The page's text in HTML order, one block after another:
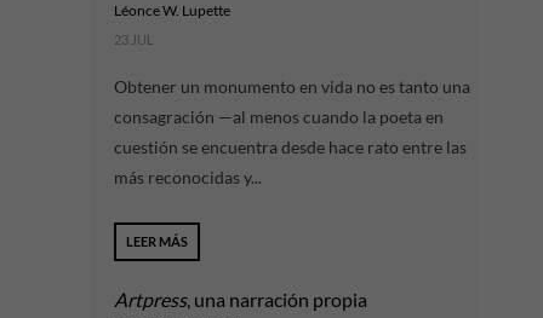
Léonce W. Lupette
23 JUL
Obtener un monumento en vida no es tanto una
consagración —al menos cuando la poeta en
cuestión se encuentra desde hace rato entre las
más reconocidas y...
LEER MÁS
Artpress, una narración propia